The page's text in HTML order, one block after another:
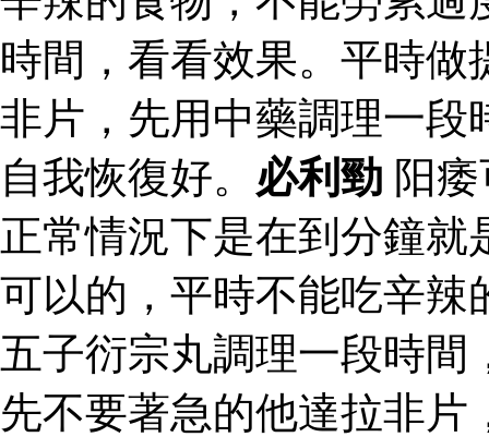
時間，看看效果。平時
非片，先用中藥調理一段
自我恢復好。 必利勁 阳
正常情況下是在到分鐘
可以的，平時不能吃辛辣
五子衍宗丸調理一段時
先不要著急的他達拉非